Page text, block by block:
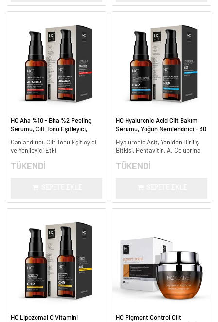
HC Aha %10 - Bha %2 Peeling
Serumu, Cilt Tonu Eşitleyici,
Canlandırıcı, Cilt Tonu Eşitleyici
ve Yenileyici Etki
TÜKENDİ
HC Hyaluronic Acid Cilt Bakım
Serumu, Yoğun Nemlendirici - 30
Hyaluronic Asit, Yeniden Diriliş
Bitkisi, Pentavitin, A. Colubrina
TÜKENDİ
HC Lipozomal C Vitamini
HC Pigment Control Cilt